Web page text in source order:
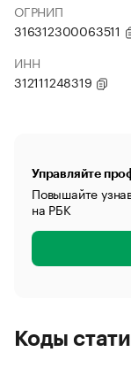
ОГРНИП
316312300063511
ИНН
312111248319
Управляйте
Повышайте
на РБК
Коды